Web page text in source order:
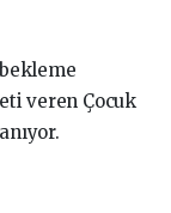
veren Çocuk